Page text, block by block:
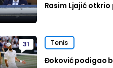
Rasim Ljajić
31 Tenis
Đoković podigao